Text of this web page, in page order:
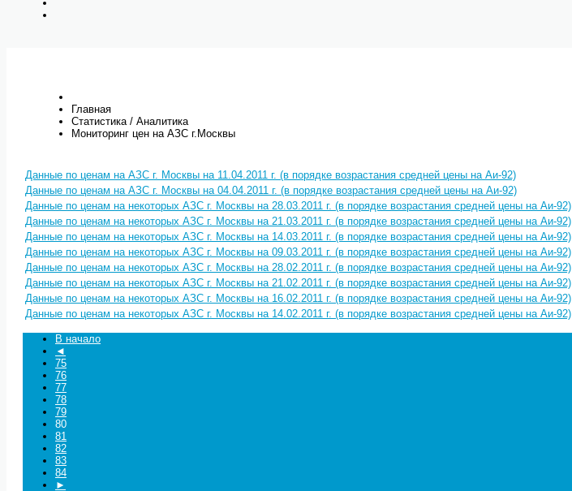
Главная
Статистика / Аналитика
Мониторинг цен на АЗС г.Москвы
Данные по ценам на АЗС г. Москвы на 11.04.2011 г. (в порядке возрастания средней цены на Аи-92)
Данные по ценам на АЗС г. Москвы на 04.04.2011 г. (в порядке возрастания средней цены на Аи-92)
Данные по ценам на некоторых АЗС г. Москвы на 28.03.2011 г. (в порядке возрастания средней цены на Аи-92)
Данные по ценам на некоторых АЗС г. Москвы на 21.03.2011 г. (в порядке возрастания средней цены на Аи-92)
Данные по ценам на некоторых АЗС г. Москвы на 14.03.2011 г. (в порядке возрастания средней цены на Аи-92)
Данные по ценам на некоторых АЗС г. Москвы на 09.03.2011 г. (в порядке возрастания средней цены на Аи-92)
Данные по ценам на некоторых АЗС г. Москвы на 28.02.2011 г. (в порядке возрастания средней цены на Аи-92)
Данные по ценам на некоторых АЗС г. Москвы на 21.02.2011 г. (в порядке возрастания средней цены на Аи-92)
Данные по ценам на некоторых АЗС г. Москвы на 16.02.2011 г. (в порядке возрастания средней цены на Аи-92)
Данные по ценам на некоторых АЗС г. Москвы на 14.02.2011 г. (в порядке возрастания средней цены на Аи-92)
В начало
◄
75
76
77
78
79
80
81
82
83
84
►